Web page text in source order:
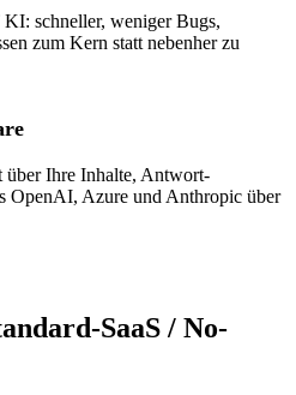
schneller, weniger Bugs,
zum Kern statt nebenher zu
Ihre Inhalte, Antwort-
OpenAI, Azure und Anthropic über
SaaS / No-